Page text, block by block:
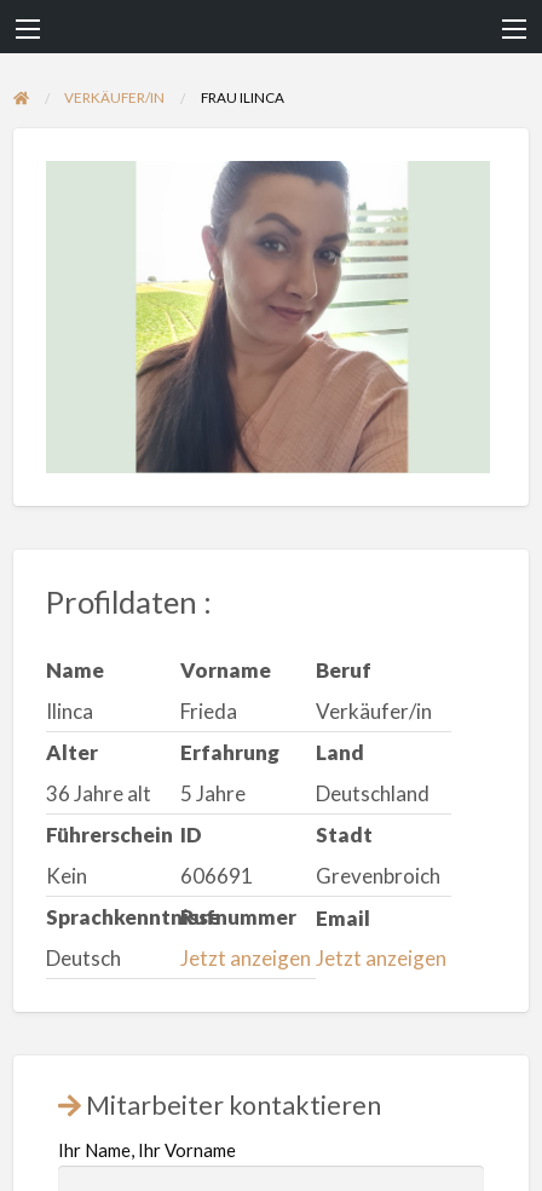
VERKÄUFER/IN FRAU ILINCA
Profildaten :
Name
Ilinca
Vorname
Frieda
Beruf
Verkäufer/in
Alter
36 Jahre alt
Erfahrung
5 Jahre
Land
Deutschland
Führerschein
Kein
ID
606691
Stadt
Grevenbroich
Sprachkenntnisse
Deutsch
Rufnummer
Jetzt anzeigen
Email
Jetzt anzeigen
Mitarbeiter kontaktieren
Ihr Name, Ihr Vorname